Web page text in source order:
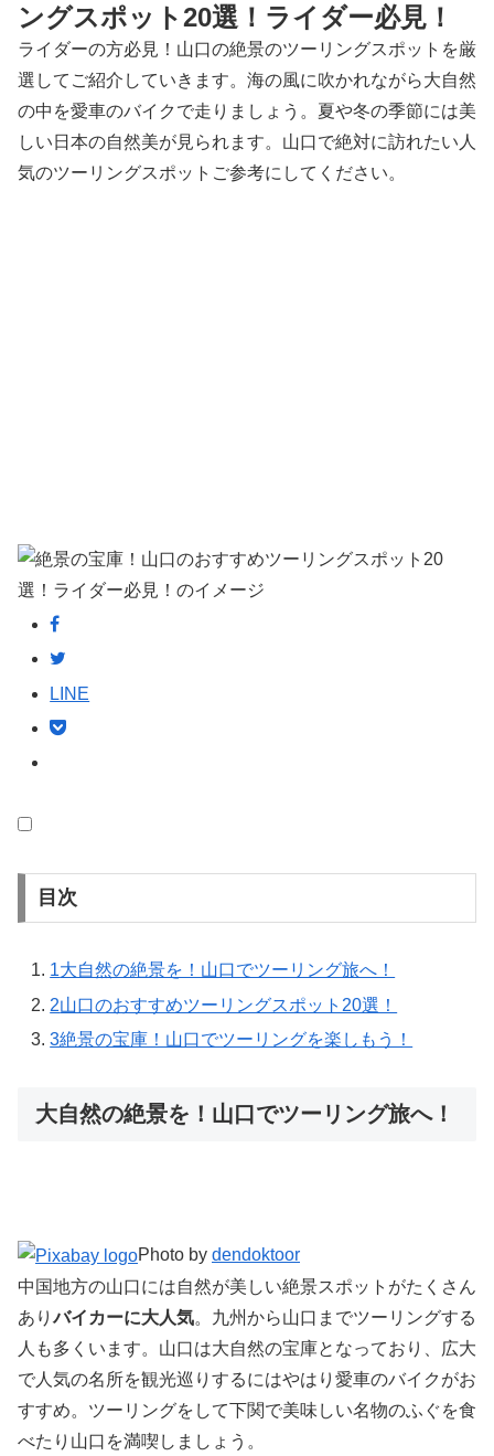
ングスポット20選！ライダー必見！
ライダーの方必見！山口の絶景のツーリングスポットを厳
選してご紹介していきます。海の風に吹かれながら大自然
の中を愛車のバイクで走りましょう。夏や冬の季節には美
しい日本の自然美が見られます。山口で絶対に訪れたい人
気のツーリングスポットご参考にしてください。
LINE
目次
1大自然の絶景を！山口でツーリング旅へ！
2山口のおすすめツーリングスポット20選！
3絶景の宝庫！山口でツーリングを楽しもう！
大自然の絶景を！山口でツーリング旅へ！
Photo by dendoktoor
中国地方の山口には自然が美しい絶景スポットがたくさん
ありバイカーに大人気。九州から山口までツーリングする
人も多くいます。山口は大自然の宝庫となっており、広大
で人気の名所を観光巡りするにはやはり愛車のバイクがお
すすめ。ツーリングをして下関で美味しい名物のふぐを食
べたり山口を満喫しましょう。